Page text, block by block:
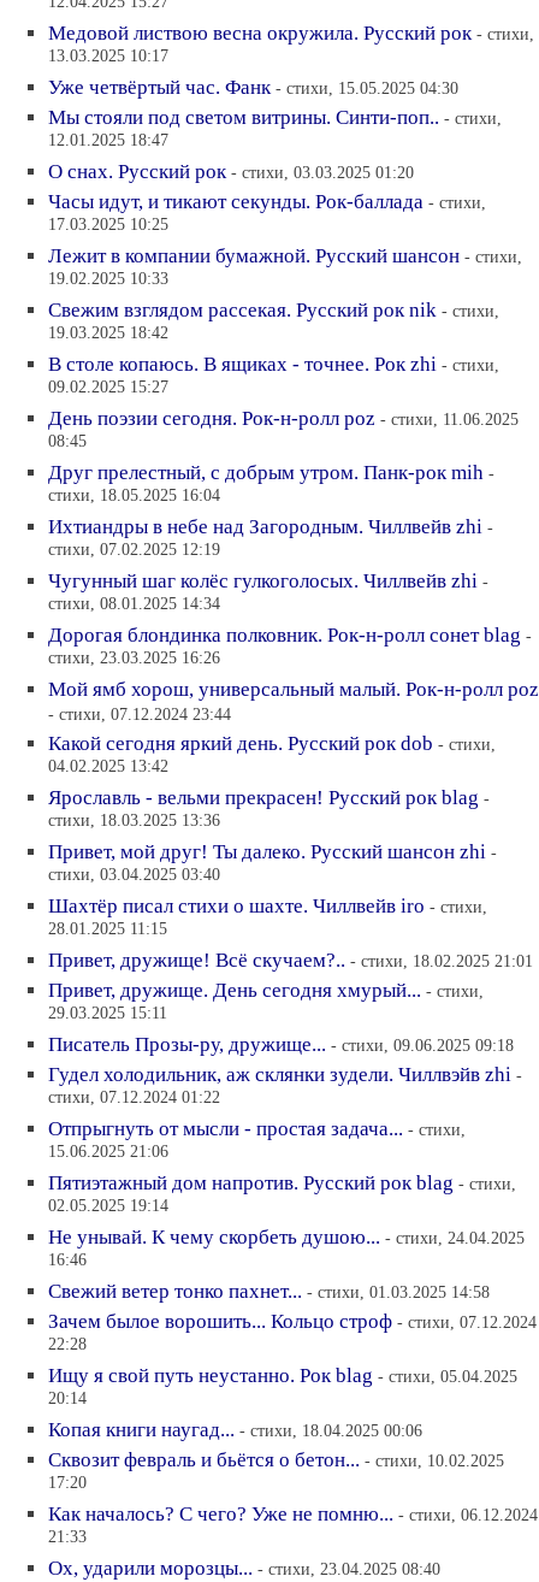
Медовой листвою весна окружила. Русский рок - стихи,
13.03.2025 10:17
Уже четвёртый час. Фанк - стихи, 15.05.2025 04:30
Мы стояли под светом витрины. Синти-поп.. - стихи,
12.01.2025 18:47
О снах. Русский рок - стихи, 03.03.2025 01:20
Часы идут, и тикают секунды. Рок-баллада - стихи,
17.03.2025 10:25
Лежит в компании бумажной. Русский шансон - стихи,
19.02.2025 10:33
Свежим взглядом рассекая. Русский рок nik - стихи,
19.03.2025 18:42
В столе копаюсь. В ящиках - точнее. Рок zhi - стихи,
09.02.2025 15:27
День поэзии сегодня. Рок-н-ролл poz - стихи, 11.06.2025
08:45
Друг прелестный, с добрым утром. Панк-рок mih -
стихи, 18.05.2025 16:04
Ихтиандры в небе над Загородным. Чиллвейв zhi -
стихи, 07.02.2025 12:19
Чугунный шаг колёс гулкоголосых. Чиллвейв zhi -
стихи, 08.01.2025 14:34
Дорогая блондинка полковник. Рок-н-ролл сонет blag -
стихи, 23.03.2025 16:26
Мой ямб хорош, универсальный малый. Рок-н-ролл poz
- стихи, 07.12.2024 23:44
Какой сегодня яркий день. Русский рок dob - стихи,
04.02.2025 13:42
Ярославль - вельми прекрасен! Русский рок blag -
стихи, 18.03.2025 13:36
Привет, мой друг! Ты далеко. Русский шансон zhi -
стихи, 03.04.2025 03:40
Шахтёр писал стихи о шахте. Чиллвейв iro - стихи,
28.01.2025 11:15
Привет, дружище! Всё скучаем?.. - стихи, 18.02.2025 21:01
Привет, дружище. День сегодня хмурый... - стихи,
29.03.2025 15:11
Писатель Прозы-ру, дружище... - стихи, 09.06.2025 09:18
Гудел холодильник, аж склянки зудели. Чиллвэйв zhi -
стихи, 07.12.2024 01:22
Отпрыгнуть от мысли - простая задача... - стихи,
15.06.2025 21:06
Пятиэтажный дом напротив. Русский рок blag - стихи,
02.05.2025 19:14
Не унывай. К чему скорбеть душою... - стихи, 24.04.2025
16:46
Свежий ветер тонко пахнет... - стихи, 01.03.2025 14:58
Зачем былое ворошить... Кольцо строф - стихи, 07.12.2024
22:28
Ищу я свой путь неустанно. Рок blag - стихи, 05.04.2025
20:14
Копая книги наугад... - стихи, 18.04.2025 00:06
Сквозит февраль и бьётся о бетон... - стихи, 10.02.2025
17:20
Как началось? С чего? Уже не помню... - стихи, 06.12.2024
21:33
Ох, ударили морозцы... - стихи, 23.04.2025 08:40